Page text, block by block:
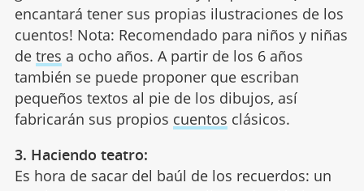
encantará tener sus propias ilustraciones de los
cuentos! Nota: Recomendado para niños y niñas
de tres a ocho años. A partir de los 6 años
también se puede proponer que escriban
pequeños textos al pie de los dibujos, así
fabricarán sus propios cuentos clásicos.
3. Haciendo teatro:
Es hora de sacar del baúl de los recuerdos: un